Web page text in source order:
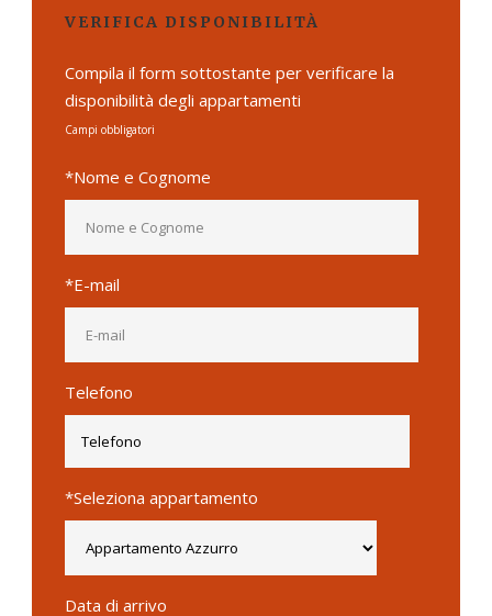
VERIFICA DISPONIBILITÀ
Compila il form sottostante per verificare la
disponibilità degli appartamenti
Campi obbligatori
*Nome e Cognome
*E-mail
Telefono
*Seleziona appartamento
Data di arrivo